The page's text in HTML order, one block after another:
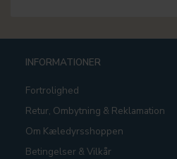
INFORMATIONER
Fortrolighed
Retur, Ombytning & Reklamation
Om Kæledyrsshoppen
Betingelser & Vilkår